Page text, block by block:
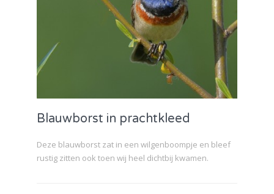
Blauwborst in prachtkleed
Deze blauwborst zat in een wilgenboompje en bleef
rustig zitten ook toen wij heel dichtbij kwamen.